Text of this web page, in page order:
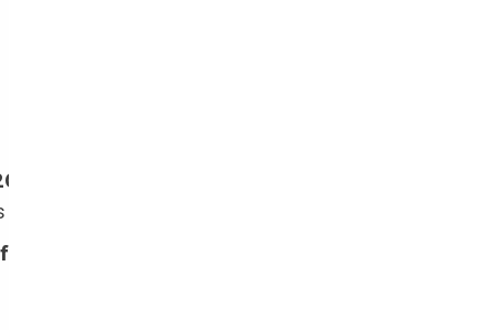
% sur le prix d’achat
par l’UTAC